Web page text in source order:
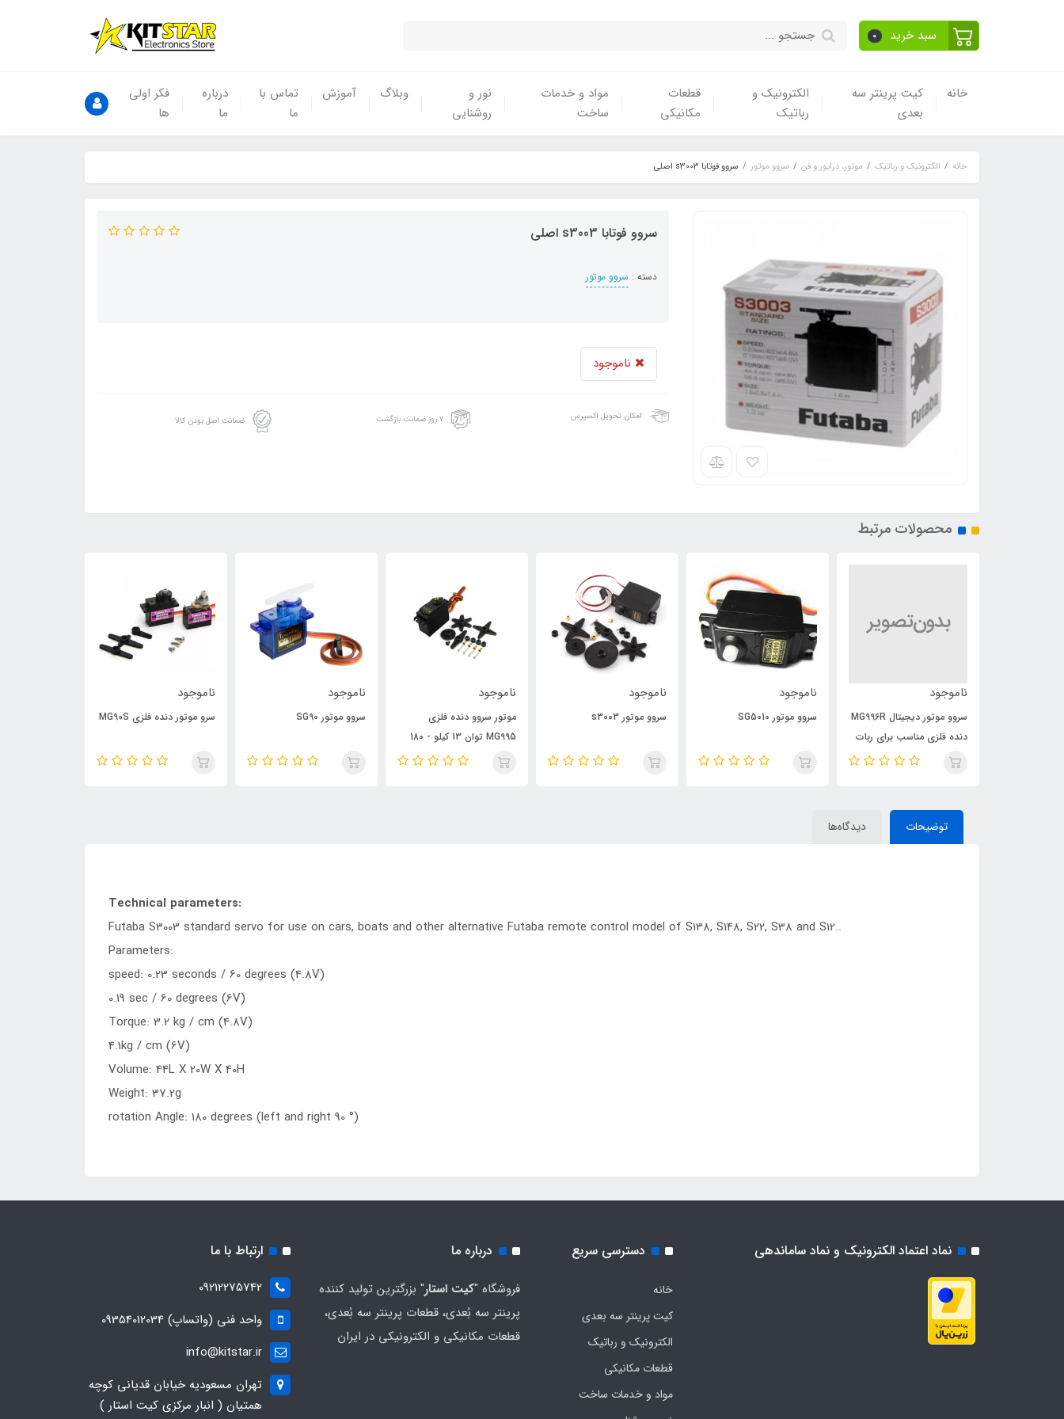
سبد خرید 0
خانه
کیت پرینتر سه
بعدی
الکترونیک و
رباتیک
قطعات
مکانیکی
مواد و خدمات
ساخت
نور و
روشنایی
وبلاگ آموزش
تماس با
ما
درباره
ما
فکر اولی
ها
خانه الکترونیک و رباتیک موتور، درایور و فن سروو موتور سروو فوتابا s3003 اصلی
سروو فوتابا s3003 اصلی
دسته : سروو موتور
ناموجود
امکان تحویل اکسپرس ۷ روز ضمانت بازگشت ضمانت اصل بودن کالا
محصولات مرتبط
ناموجود
سروو موتور دیجیتال MG996R
دنده فلزی مناسب برای ربات
ناموجود
سروو موتور SG5010
ناموجود
سروو موتور s3003
ناموجود
موتور سروو دنده فلزی
MG995 توان 13 کیلو - 180
درجه
ناموجود
سروو موتور SG90
ناموجود
سرو موتور دنده فلزی MG90S
توضیحات دیدگاه‌ها
Technical parameters:
Futaba S3003 standard servo for use on cars, boats and other alternative Futaba remote control model of S138, S148, S22, S38 and S12..
Parameters:
speed: 0.23 seconds / 60 degrees (4.8V)
0.19 sec / 60 degrees (6V)
Torque: 3.2 kg / cm (4.8V)
4.1kg / cm (6V)
Volume: 44L X 20W X 40H
Weight: 37.2g
rotation Angle: 180 degrees (left and right 90 °)
نماد اعتماد الکترونیک و نماد ساماندهی دسترسی سریع
خانه
کیت پرینتر سه بعدی
الکترونیک و رباتیک
قطعات مکانیکی
مواد و خدمات ساخت
درباره ما
فروشگاه "کیت استار" بزرگترین تولید کننده
پرینتر سه بُعدی، قطعات پرینتر سه بُعدی،
قطعات مکانیکی و الکترونیکی در ایران
ارتباط با ما
09212275742
واحد فنی (واتساپ) 09354012034
info@kitstar.ir
تهران مسعودیه خیابان قدیانی کوچه
همتیان ( انبار مرکزی کیت استار )